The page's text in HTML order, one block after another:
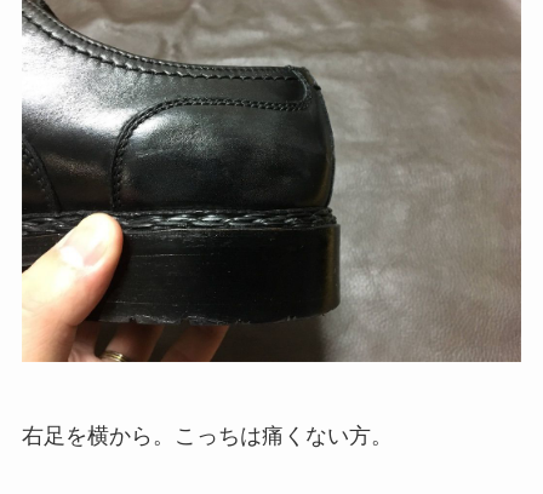
右足を横から。こっちは痛くない方。